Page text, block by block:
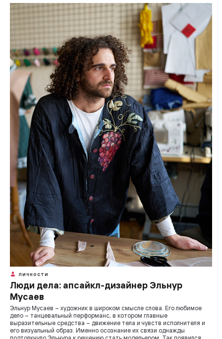
ЛИЧНОСТИ
Люди дела: апсайкл-дизайнер Эльнур
Мусаев
Эльнур Мусаев – художник в широком смысле слова. Его любимое
дело – танцевальный перформанс, в котором главные
выразительные средства – движение тела и чувств исполнителя и
его визуальный образ. Именно осознание их связи однажды